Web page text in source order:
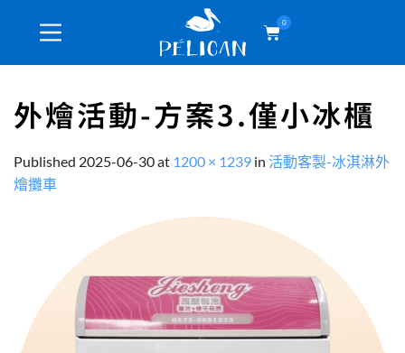
0
外燴活動-方案3.僅小冰櫃
Published 2025-06-30at 1200 × 1239 in 活動客製-冰淇淋外
燴攤車